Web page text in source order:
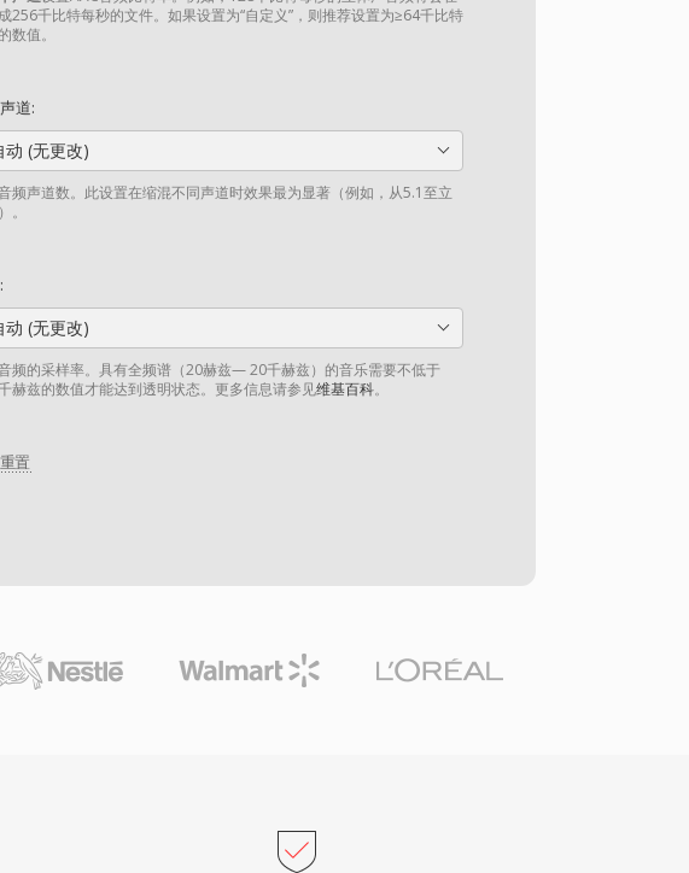
256千比特每秒的文件。如果设置为“自定义”，则推荐设置为≥64千比特
数值。
道:
动 (无更改)
频声道数。此设置在缩混不同声道时效果最为显著（例如，从5.1至立
。
动 (无更改)
频的采样率。具有全频谱（20赫兹— 20千赫兹）的音乐需要不低于
赫兹的数值才能达到透明状态。更多信息请参见维基百科。
置